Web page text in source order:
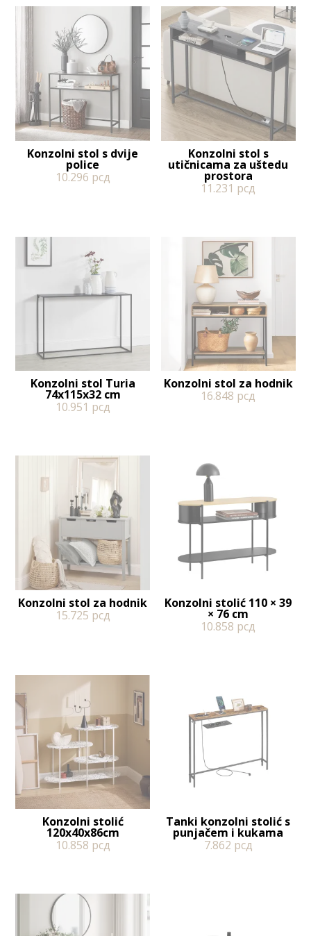
Konzolni stol s dvije
police
10.296 рсд
Konzolni stol s
utičnicama za uštedu
prostora
11.231 рсд
Konzolni stol Turia
74x115x32 cm
10.951 рсд
Konzolni stol za hodnik
16.848 рсд
Konzolni stol za hodnik
15.725 рсд
Konzolni stolić 110 × 39
× 76 cm
10.858 рсд
Konzolni stolić
120x40x86cm
10.858 рсд
Tanki konzolni stolić s
punjačem i kukama
7.862 рсд